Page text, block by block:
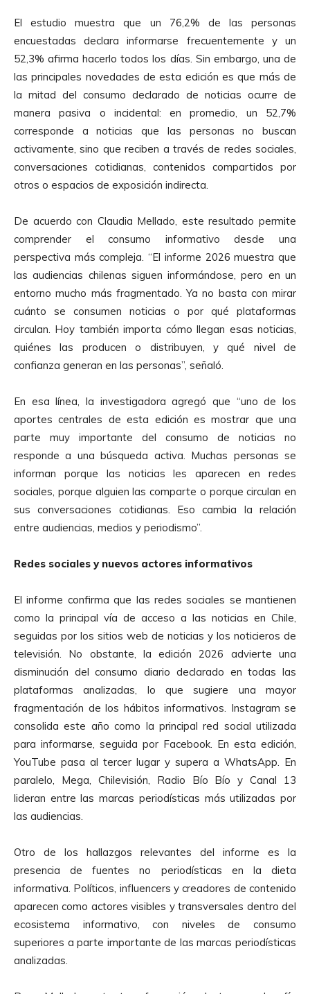
El estudio muestra que un 76,2% de las personas
encuestadas declara informarse frecuentemente y un
52,3% afirma hacerlo todos los días. Sin embargo, una de
las principales novedades de esta edición es que más de
la mitad del consumo declarado de noticias ocurre de
manera pasiva o incidental: en promedio, un 52,7%
corresponde a noticias que las personas no buscan
activamente, sino que reciben a través de redes sociales,
conversaciones cotidianas, contenidos compartidos por
otros o espacios de exposición indirecta.
De acuerdo con Claudia Mellado, este resultado permite
comprender el consumo informativo desde una
perspectiva más compleja. “El informe 2026 muestra que
las audiencias chilenas siguen informándose, pero en un
entorno mucho más fragmentado. Ya no basta con mirar
cuánto se consumen noticias o por qué plataformas
circulan. Hoy también importa cómo llegan esas noticias,
quiénes las producen o distribuyen, y qué nivel de
confianza generan en las personas”, señaló.
En esa línea, la investigadora agregó que “uno de los
aportes centrales de esta edición es mostrar que una
parte muy importante del consumo de noticias no
responde a una búsqueda activa. Muchas personas se
informan porque las noticias les aparecen en redes
sociales, porque alguien las comparte o porque circulan en
sus conversaciones cotidianas. Eso cambia la relación
entre audiencias, medios y periodismo”.
Redes sociales y nuevos actores informativos
El informe confirma que las redes sociales se mantienen
como la principal vía de acceso a las noticias en Chile,
seguidas por los sitios web de noticias y los noticieros de
televisión. No obstante, la edición 2026 advierte una
disminución del consumo diario declarado en todas las
plataformas analizadas, lo que sugiere una mayor
fragmentación de los hábitos informativos. Instagram se
consolida este año como la principal red social utilizada
para informarse, seguida por Facebook. En esta edición,
YouTube pasa al tercer lugar y supera a WhatsApp. En
paralelo, Mega, Chilevisión, Radio Bío Bío y Canal 13
lideran entre las marcas periodísticas más utilizadas por
las audiencias.
Otro de los hallazgos relevantes del informe es la
presencia de fuentes no periodísticas en la dieta
informativa. Políticos, influencers y creadores de contenido
aparecen como actores visibles y transversales dentro del
ecosistema informativo, con niveles de consumo
superiores a parte importante de las marcas periodísticas
analizadas.